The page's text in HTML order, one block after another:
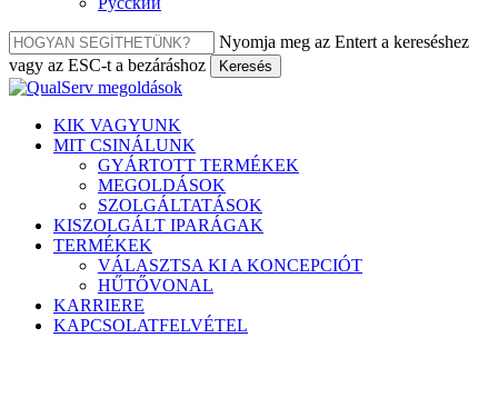
Nyomja meg az Entert a kereséshez
vagy az ESC-t a bezáráshoz
Keresés
Bezár
Menü
KIK VAGYUNK
MIT CSINÁLUNK
GYÁRTOTT TERMÉKEK
MEGOLDÁSOK
SZOLGÁLTATÁSOK
KISZOLGÁLT IPARÁGAK
TERMÉKEK
VÁLASZTSA KI A KONCEPCIÓT
HŰTŐVONAL
KARRIERE
KAPCSOLATFELVÉTEL